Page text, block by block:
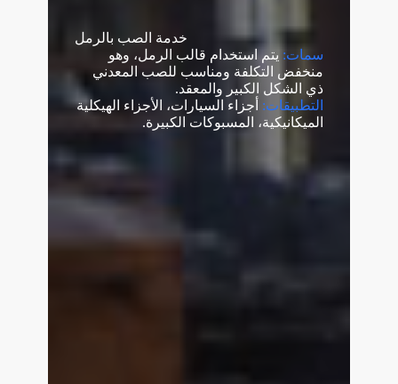
خدمة الصب بالرمل
سمات: يتم استخدام قالب الرمل، وهو
منخفض التكلفة ومناسب للصب المعدني
ذي الشكل الكبير والمعقد.
التطبيقات: أجزاء السيارات، الأجزاء الهيكلية
الميكانيكية، المسبوكات الكبيرة.